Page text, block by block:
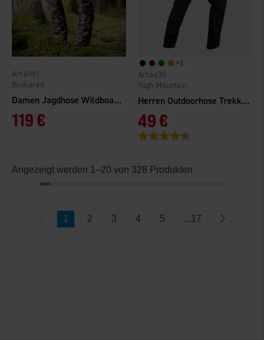
Damen Jagdhose Wildboar WP
Brokared
6951
119 €
+1
Herren Outdoorhose Trekking Pro TC/4W
High Mountain
6630
49 €
Bewertung:
Angezeigt werden 1–20 von 328 Produkten
1 2 3 4 5 ...17